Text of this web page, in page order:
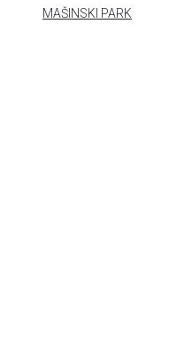
MAŠINSKI PARK